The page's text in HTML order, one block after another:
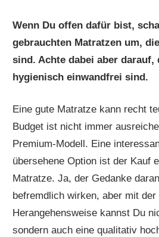
Wenn Du offen dafür bist,
gebrauchten Matratzen um,
sind. Achte dabei aber darauf,
hygienisch einwandfrei sind.
Eine gute Matratze kann recht
Budget ist nicht immer
Premium-Modell. Eine
übersehene Option ist der Kauf
Matratze. Ja, der Gedanke
befremdlich wirken, aber mit der
Herangehensweise kannst Du
sondern auch eine qualitativ